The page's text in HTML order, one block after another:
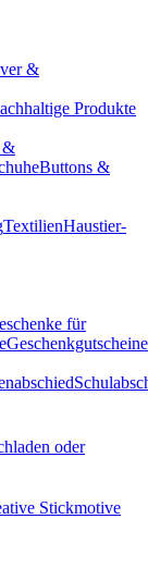
&
Produkte
&
Buttons &
TextilienHaustier-
für
Geschenkgutscheine
oder
Stickmotive